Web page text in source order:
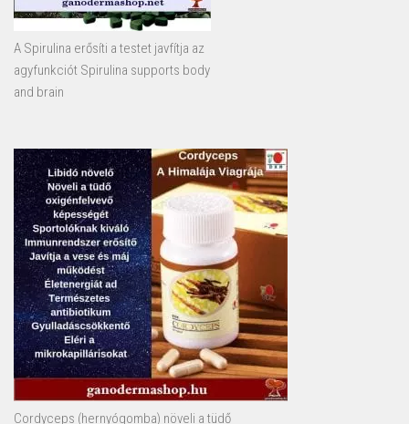
A Spirulina erősíti a testet javfítja az
agyfunkciót Spirulina supports body
and brain
Cordyceps (hernyógomba) növeli a tüdő